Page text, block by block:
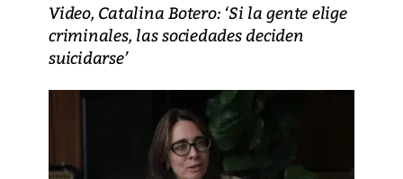
Video, Catalina Botero: ‘Si la gente elige
criminales, las sociedades deciden
suicidarse’